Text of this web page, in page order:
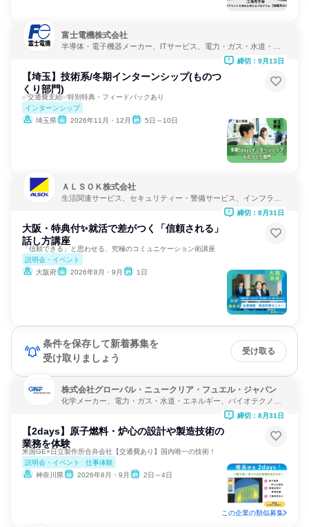
富士電機株式会社
半導体・電子機器メーカー、ITサービス、電力・ガス・水道・エ
【埼玉】技術系/冬期インターンシップ(ものつ
くり部門)
✅交通費支給✅特別特典・フィードバックあり
インターンシップ
埼玉県
2026年11月・12月 5日～10日
締切：9月13日
ＡＬＳＯＫ株式会社
生活関連サービス、セキュリティー・警備サービス、インフラ・
大阪・特典付✨就活で差がつく「信頼される」
話し方講座
「信頼できる」と思わせる、究極のコミュニケーション術講座
説明会・イベント
大阪府
2026年8月・9月 1日
締切：8月31日
条件を保存して新着募集を
受け取りましょう
受け取る
株式会社グローバル・ニュークリア・フュエル・ジャパン
化学メーカー、電力・ガス・水道・エネルギー、バイオテクノロ
【2days】原子燃料・炉心の設計や製造技術の
業務を体験
米国GE×日立製作所合弁会社【交通費あり】国内唯一の技術！
説明会・イベント
仕事体験
神奈川県
2026年8月・9月 2日～4日
締切：8月31日
この企業の類似募集